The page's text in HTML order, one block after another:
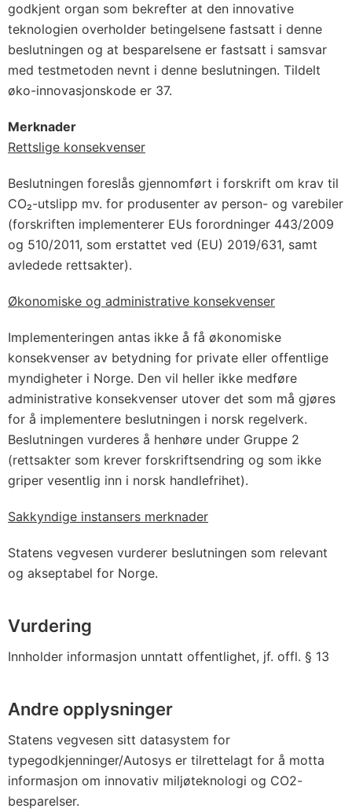
godkjent organ som bekrefter at den innovative
teknologien overholder betingelsene fastsatt i denne
beslutningen og at besparelsene er fastsatt i samsvar
med testmetoden nevnt i denne beslutningen. Tildelt
øko-innovasjonskode er 37.
Merknader
Rettslige konsekvenser
Beslutningen foreslås gjennomført i forskrift om krav til
CO₂-utslipp mv. for produsenter av person- og varebiler
(forskriften implementerer EUs forordninger 443/2009
og 510/2011, som erstattet ved (EU) 2019/631, samt
avledede rettsakter).
Økonomiske og administrative konsekvenser
Implementeringen antas ikke å få økonomiske
konsekvenser av betydning for private eller offentlige
myndigheter i Norge. Den vil heller ikke medføre
administrative konsekvenser utover det som må gjøres
for å implementere beslutningen i norsk regelverk.
Beslutningen vurderes å henhøre under Gruppe 2
(rettsakter som krever forskriftsendring og som ikke
griper vesentlig inn i norsk handlefrihet).
Sakkyndige instansers merknader
Statens vegvesen vurderer beslutningen som relevant
og akseptabel for Norge.
Vurdering
Innholder informasjon unntatt offentlighet, jf. offl. § 13
Andre opplysninger
Statens vegvesen sitt datasystem for
typegodkjenninger/Autosys er tilrettelagt for å motta
informasjon om innovativ miljøteknologi og CO2-
besparelser.